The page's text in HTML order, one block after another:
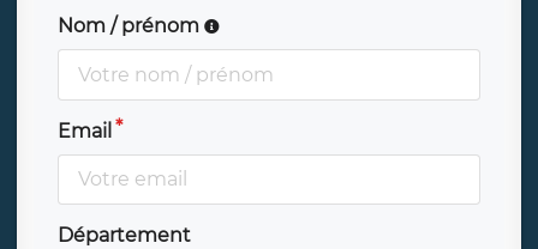
Nom / prénom
Email
Département